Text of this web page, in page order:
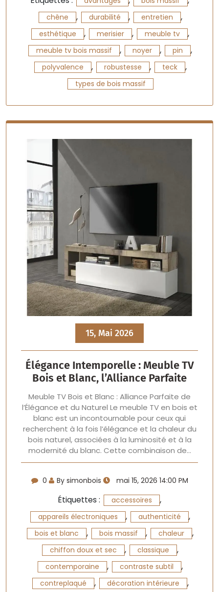
chêne , durabilité , entretien ,
esthétique , merisier , meuble tv ,
meuble tv bois massif , noyer , pin ,
polyvalence , robustesse , teck ,
types de bois massif
15, Mai 2026
Élégance Intemporelle : Meuble TV
Bois et Blanc, l’Alliance Parfaite
Meuble TV Bois et Blanc : Alliance Parfaite de
l’Élégance et du Naturel Le meuble TV en bois et
blanc est un incontournable pour ceux qui
recherchent à la fois l’élégance et la chaleur du
bois naturel, associées à la luminosité et à la
modernité du blanc. Cette combinaison de…
0 By simonbois mai 15, 2026 14:00 PM
Étiquettes : accessoires ,
appareils électroniques , authenticité ,
bois et blanc , bois massif , chaleur ,
chiffon doux et sec , classique ,
contemporaine , contraste subtil ,
contreplaqué , décoration intérieure ,